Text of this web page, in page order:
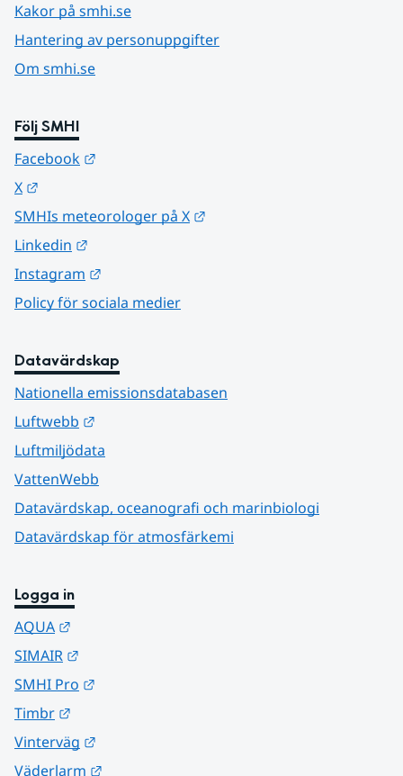
Kakor på smhi.se
Hantering av personuppgifter
Om smhi.se
Följ SMHI
Facebook
X
SMHIs meteorologer på X
Linkedin
Instagram
Policy för sociala medier
Datavärdskap
Nationella emissionsdatabasen
Luftwebb
Luftmiljödata
VattenWebb
Datavärdskap, oceanografi och marinbiologi
Datavärdskap för atmosfärkemi
Logga in
AQUA
SIMAIR
SMHI Pro
Timbr
Vinterväg
Väderlarm